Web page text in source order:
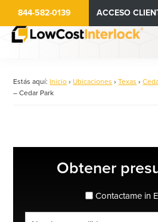
contenido
844-582-0139 ACCESO
Estás aquí: Inicio › Ubicaciones › Texas ›
– Cedar Park
lateralObtener
Contactame in